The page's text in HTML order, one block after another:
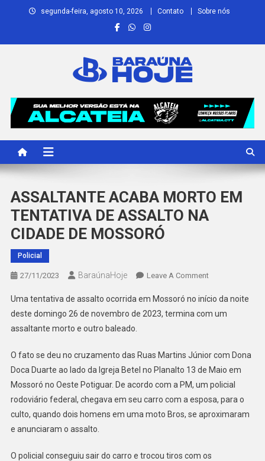
segunda-feira, agosto 10, 2026 Contato Sobre nós
Baraúna Hoje
ASSALTANTE ACABA MORTO EM
TENTATIVA DE ASSALTO NA
CIDADE DE MOSSORÓ
Policial
27/11/2023 BaraúnaHoje Leave A CommentOn
ACABA
MORTO
DE
ASSALTO
NA
CIDADE
DE
Uma tentativa de assalto ocorrida em Mossoró no início da noite
deste domingo 26 de novembro de 2023, termina com um
assaltante morto e outro baleado.
O fato se deu no cruzamento das Ruas Martins Júnior com Dona
Doca Duarte ao lado da Igreja Betel no Planalto 13 de Maio em
Mossoró no Oeste Potiguar. De acordo com a PM, um policial
rodoviário federal, chegava em seu carro com a esposa, para o
culto, quando dois homens em uma moto Bros, se aproximaram
e anunciaram o assalto.
O policial conseguiu sair do carro e trocou tiros com os